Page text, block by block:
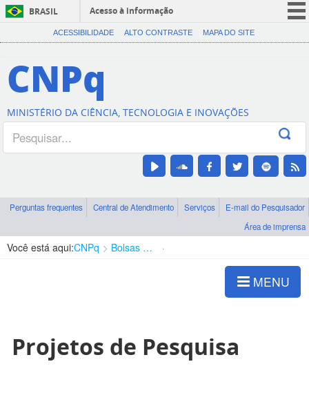
BRASIL
Acesso à informação
CORONAVÍRUS (COVID-19)
Canais
ACESSIBILIDADE ALTO CONTRASTE MAPA DO SITE
CNPq
MINISTÉRIO DA CIÊNCIA, TECNOLOGIA E INOVAÇÕES
Perguntas frequentes Central de Atendimento Serviços
E-mail do Pesquisador
Área de imprensa
Você está aqui:CNPq Bolsas e Auxílios Vigentes
MENU
Projetos de Pesquisa